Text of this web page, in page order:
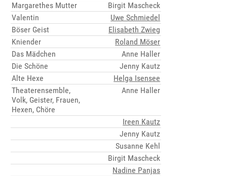
Margarethes Mutter
Birgit Mascheck
Valentin
Uwe Schmiedel
Böser Geist
Elisabeth Zwieg
Kniender
Roland Möser
Das Mädchen
Anne Haller
Die Schöne
Jenny Kautz
Alte Hexe
Helga Isensee
Theaterensemble,
Volk, Geister, Frauen,
Hexen, Chöre
Anne Haller
Ireen Kautz
Jenny Kautz
Susanne Kehl
Birgit Mascheck
Nadine Panjas